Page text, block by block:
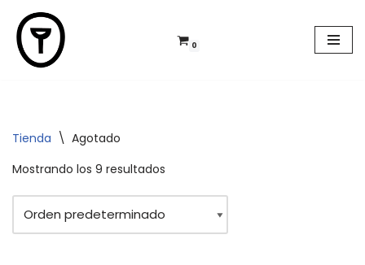
Saltar
al
0
Tienda \ Agotado
Mostrando los 9 resultados